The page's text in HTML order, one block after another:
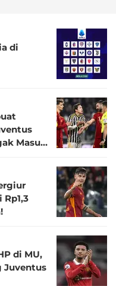
di
Masuk
di MU,
Juventus